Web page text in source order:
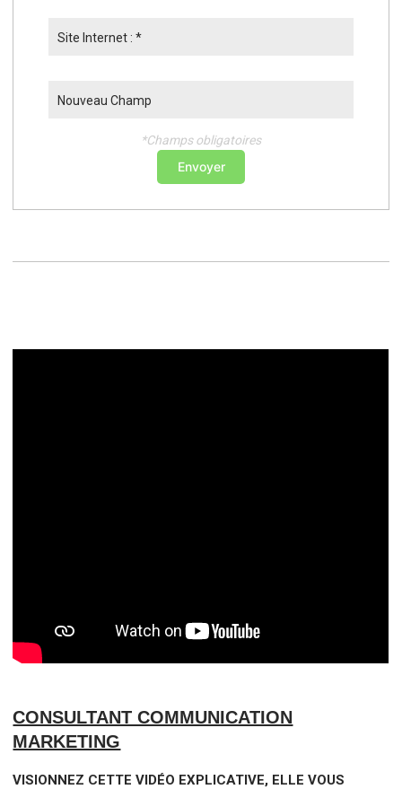
Site Internet : *
Nouveau Champ
*Champs obligatoires
Envoyer
CONSULTANT COMMUNICATION
MARKETING
VISIONNEZ CETTE VIDÉO EXPLICATIVE, ELLE VOUS